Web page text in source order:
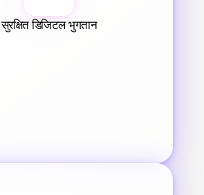
सुरक्षित डिजिटल भुगतान